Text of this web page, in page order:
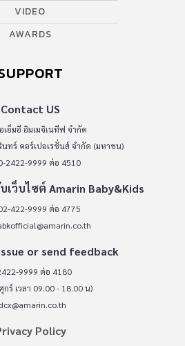
VIDEO
AWARDS
Contact US
เอ็มอี อิมเมจิเนทีฟ จำกัด
ทร์ คอร์เปอเรชั่นส์ จำกัด (มหาชน)
2422-9999 ต่อ 4510
ว็บไซต์ Amarin Baby&Kids
422-9999 ต่อ 4775
or send feedback
9999 ต่อ 4180
กร์ เวลา 09.00 - 18.00 น)
Policy